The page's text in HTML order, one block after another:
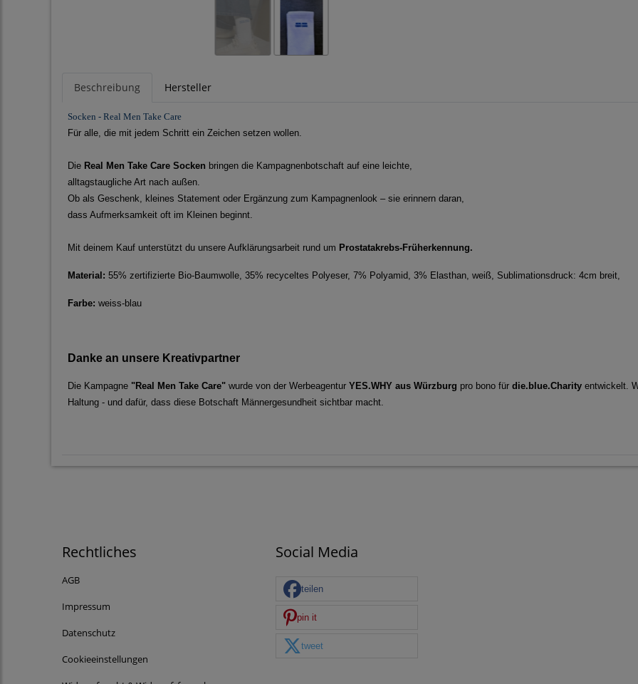
Beschreibung Hersteller
Socken - Real Men Take Care
Für alle, die mit jedem Schritt ein Zeichen setzen wollen.
Die Real Men Take Care Socken bringen die Kampagnenbotschaft auf eine leichte,
alltagstaugliche Art nach außen.
Ob als Geschenk, kleines Statement oder Ergänzung zum Kampagnenlook – sie erinnern daran,
dass Aufmerksamkeit oft im Kleinen beginnt.
Mit deinem Kauf unterstützt du unsere Aufklärungsarbeit rund um Prostatakrebs-Früherkennung.
Material: 55% zertifizierte Bio-Baumwolle, 35% recyceltes Polyeser, 7% Polyamid, 3% Elasthan, weiß, Sublimationsdruck: 4cm breit,
Farbe: weiss-blau
Danke an unsere Kreativpartner
Die Kampagne "Real Men Take Care" wurde von der Werbeagentur YES.WHY aus Würzburg pro bono für die.blue.Charity entwickelt.
Haltung - und dafür, dass diese Botschaft Männergesundheit sichtbar macht.
Rechtliches
AGB
Impressum
Datenschutz
Cookieeinstellungen
Social Media
teilen
pin it
tweet